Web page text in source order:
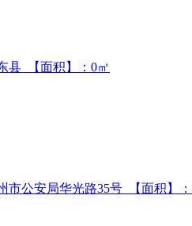
县 【面积】： 0㎡
市公安局华光路35号 【面积】：